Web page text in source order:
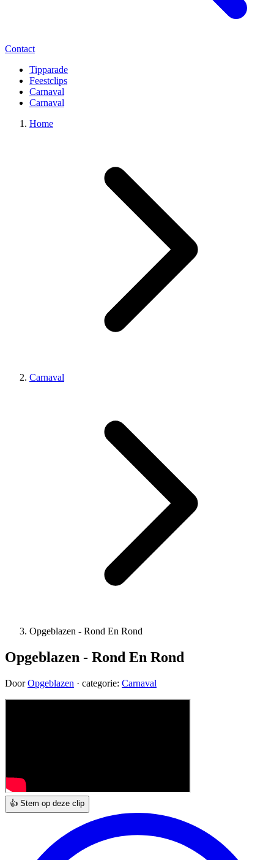
Contact
Tipparade
Feestclips
Carnaval
Carnaval
Home
Carnaval
Opgeblazen - Rond En Rond
Opgeblazen - Rond En Rond
DoorOpgeblazen · categorie: Carnaval
👍 Stem op deze clip